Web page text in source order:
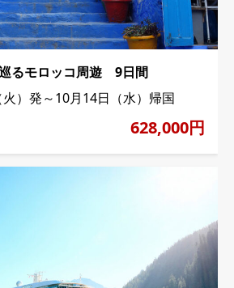
るモロッコ周遊 9日間
）発～10月14日（水）帰国
628,000円